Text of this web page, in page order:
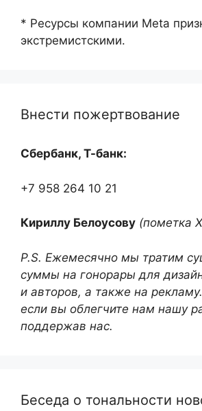
* Ресурсы компании Meta
экстремистскими.
Внести пожертвование
Сбербанк, Т-банк:
+7 958 264 10 21
Кириллу Белоусову (пометка
P.S. Ежемесячно мы тратим
суммы на гонорары для
и авторов, а также на
если вы облегчите нам нашу
поддержав нас.
Беседа о тональности